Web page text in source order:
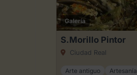
Galería
S.Morillo Pintor
Ciudad Real
Arte antiguo Artesanía